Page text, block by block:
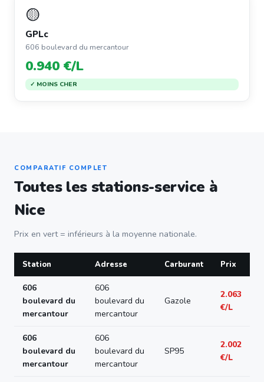
🟡
GPLc
606 boulevard du mercantour
0.940 €/L
✓ MOINS CHER
COMPARATIF COMPLET
Toutes les stations-service à
Nice
Prix en vert = inférieurs à la moyenne nationale.
Station Adresse Carburant Prix
606
boulevard du
mercantour
606
boulevard du
mercantour
Gazole
2.063
€/L
606
boulevard du
mercantour
606
boulevard du
mercantour
SP95
2.002
€/L